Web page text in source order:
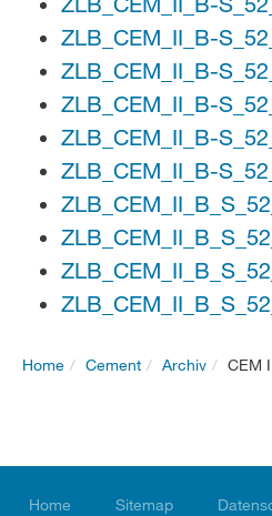
ZLB_CEM_II_B-
ZLB_CEM_II_B-
ZLB_CEM_II_B-
ZLB_CEM_II_B-
ZLB_CEM_II_B-
Home Cement Archiv CEM
Home Sitemap